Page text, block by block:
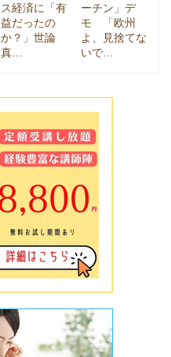
ス経済に「有
益だったの
か？」世論
真…
ーチン」デ
モ 「欧州
よ、見捨てな
いで…